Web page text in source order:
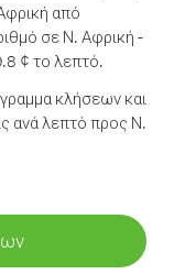
από
σε Ν. Αφρική -
¢ το λεπτό.
κλήσεων και
ανά λεπτό προς Ν.